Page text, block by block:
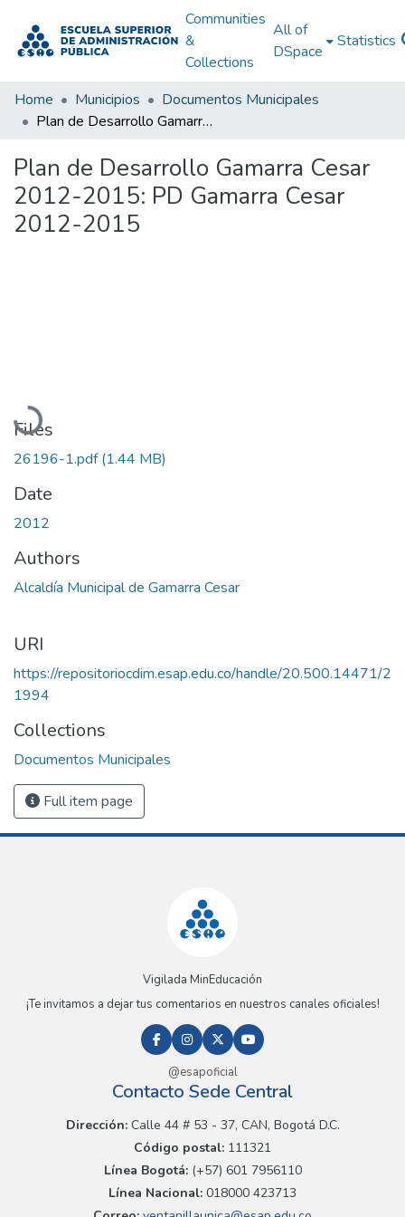
Communities
&
Collections
All of
DSpace
Statistics
Home Municipios
Documentos Municipales
Plan de Desarrollo Gamarra Cesar 2012-2015: PD Gamarra Cesar 2012-2015
Plan de Desarrollo Gamarra Cesar
2012-2015: PD Gamarra Cesar
2012-2015
Loading...
Files
26196-1.pdf(1.44 MB)
Date
2012
Authors
Alcaldía Municipal de Gamarra Cesar
URI
https://repositoriocdim.esap.edu.co/handle/20.500.14471/2
1994
Collections
Documentos Municipales
Full item page
Vigilada MinEducación
¡Te invitamos a dejar tus comentarios en nuestros canales oficiales!
@esapoficial
Contacto Sede Central
Dirección:Calle 44 # 53 - 37, CAN, Bogotá D.C.
Código postal: 111321
Línea Bogotá:(+57) 601 7956110
Línea Nacional: 018000 423713